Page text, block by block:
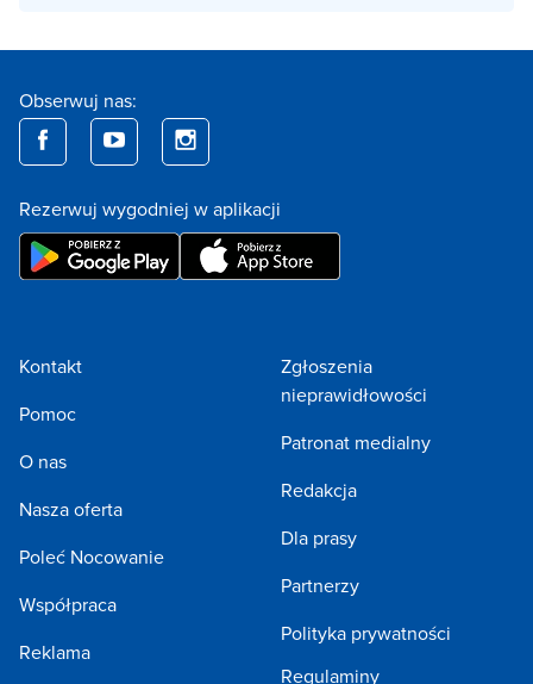
Obserwuj nas:
Rezerwuj wygodniej w aplikacji
Kontakt
Pomoc
O nas
Nasza oferta
Poleć Nocowanie
Współpraca
Reklama
Zgłoszenia
nieprawidłowości
Patronat medialny
Redakcja
Dla prasy
Partnerzy
Polityka prywatności
Regulaminy